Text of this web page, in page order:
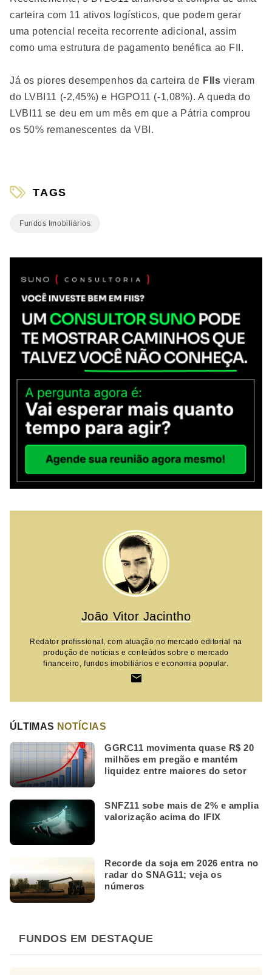
carteira com 11 ativos logísticos, que podem gerar
uma potencial receita recorrente adicional, assim
como uma estrutura de pagamento benéfica ao FII.
Já os piores desempenhos da carteira de FIIs vieram
do LVBI11 (-2,45%) e HGPO11 (-1,08%). A queda do
LVBI11 se deu em um mês em que a Pátria comprou
os 50% remanescentes da VBI.
TAGS
Fundos Imobiliários
João Vitor Jacintho
Redator profissional, com atuação no mercado editorial na
produção de notícias e conteúdos sobre o mercado
financeiro, fundos imobiliários e economia popular.
ÚLTIMAS NOTÍCIAS
GGRC11 movimenta quase R$ 20
milhões em pregão e mantém
liquidez entre maiores do setor
SNFZ11 sobe mais de 2% e amplia
valorização acima do IFIX
Recorde da soja em 2026 entra no
radar do SNAG11; veja os
números
FUNDOS EM DESTAQUE